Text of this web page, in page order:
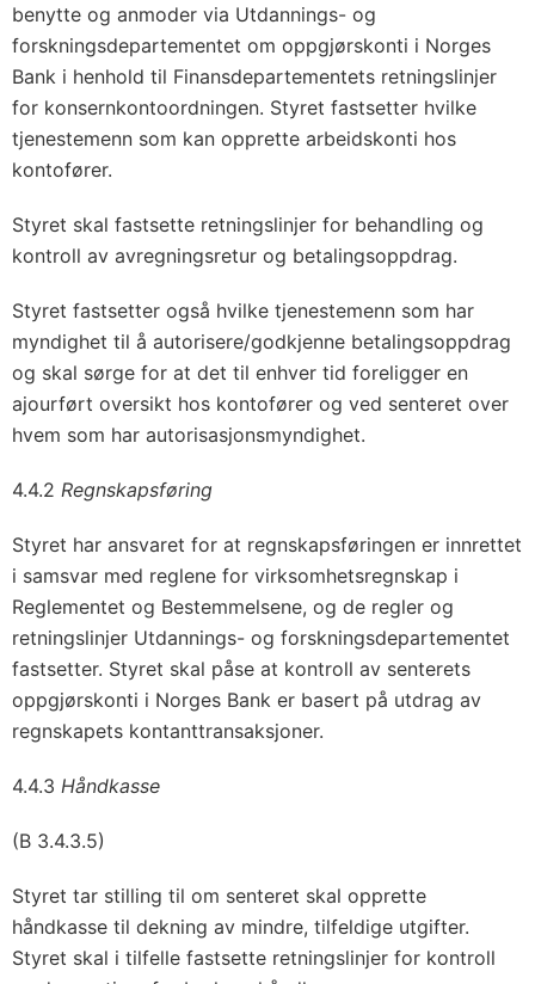
benytte og anmoder via Utdannings- og
forskningsdepartementet om oppgjørskonti i Norges
Bank i henhold til Finansdepartementets retningslinjer
for konsernkontoordningen. Styret fastsetter hvilke
tjenestemenn som kan opprette arbeidskonti hos
kontofører.
Styret skal fastsette retningslinjer for behandling og
kontroll av avregningsretur og betalingsoppdrag.
Styret fastsetter også hvilke tjenestemenn som har
myndighet til å autorisere/godkjenne betalingsoppdrag
og skal sørge for at det til enhver tid foreligger en
ajourført oversikt hos kontofører og ved senteret over
hvem som har autorisasjonsmyndighet.
4.4.2 Regnskapsføring
Styret har ansvaret for at regnskapsføringen er innrettet
i samsvar med reglene for virksomhetsregnskap i
Reglementet og Bestemmelsene, og de regler og
retningslinjer Utdannings- og forskningsdepartementet
fastsetter. Styret skal påse at kontroll av senterets
oppgjørskonti i Norges Bank er basert på utdrag av
regnskapets kontanttransaksjoner.
4.4.3 Håndkasse
(B 3.4.3.5)
Styret tar stilling til om senteret skal opprette
håndkasse til dekning av mindre, tilfeldige utgifter.
Styret skal i tilfelle fastsette retningslinjer for kontroll